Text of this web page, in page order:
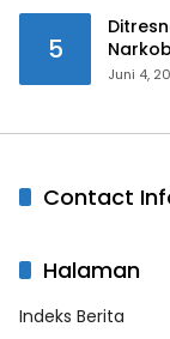
5
Juni 4,
Contact
Halaman
Indeks Berita